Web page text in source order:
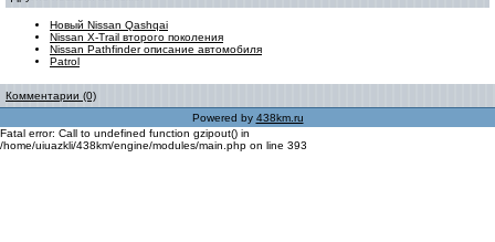
Новый Nissan Qashqai
Nissan X-Trail второго поколения
Nissan Pathfinder описание автомобиля
Patrol
Комментарии (0)
Powered by 438km.ru
Fatal error: Call to undefined function gzipout() in
/home/uiuazkli/438km/engine/modules/main.php on line 393